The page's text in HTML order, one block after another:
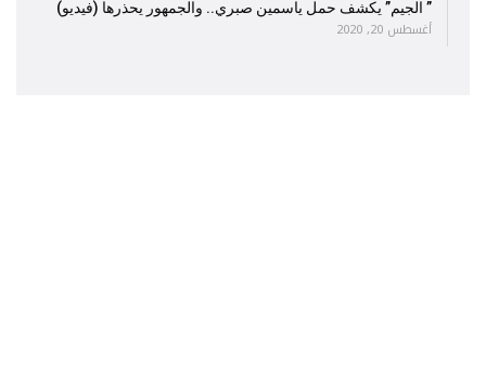
” الجيم” يكشف حمل ياسمين صبري.. والجمهور يحذرها (فيديو)
أغسطس 20, 2020